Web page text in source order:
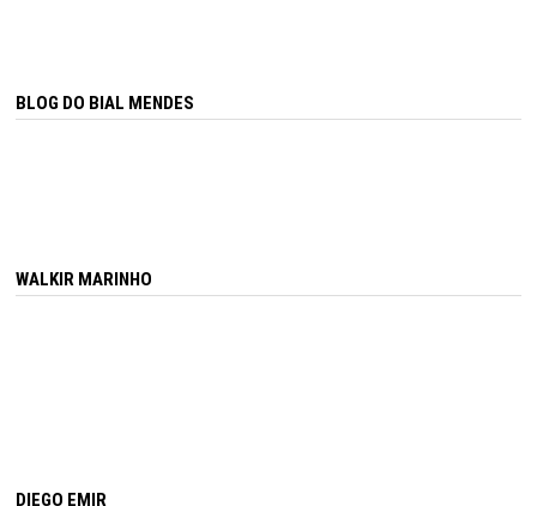
BLOG DO BIAL MENDES
WALKIR MARINHO
DIEGO EMIR